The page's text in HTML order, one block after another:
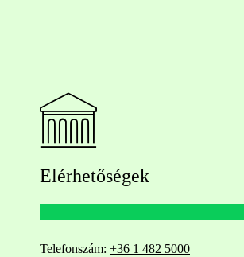
Elérhetőségek
Telefonszám: +36 1 482 5000